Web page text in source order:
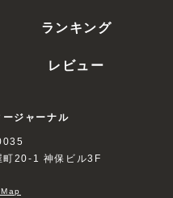
ランキング
レビュー
ジャーナル
町20-1 神保ビル3F